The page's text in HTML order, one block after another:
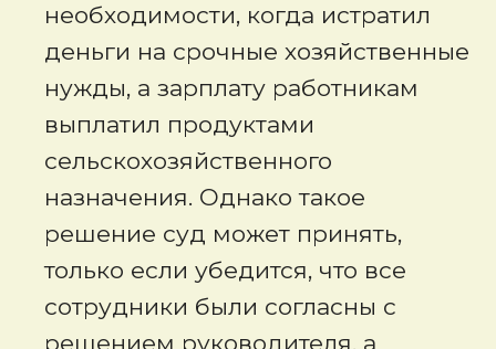
необходимости, когда истратил
деньги на срочные хозяйственные
нужды, а зарплату работникам
выплатил продуктами
сельскохозяйственного
назначения. Однако такое
решение суд может принять,
только если убедится, что все
сотрудники были согласны с
решением руководителя, а